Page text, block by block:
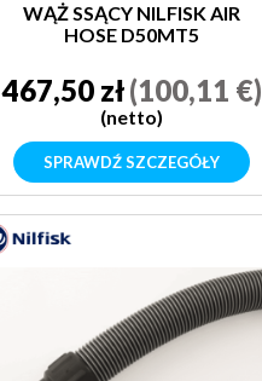
WĄŻ SSĄCY NILFISK AIR
HOSE D50MT5
467,50 zł(100,11 €)
(netto)
SPRAWDŹ SZCZEGÓŁY